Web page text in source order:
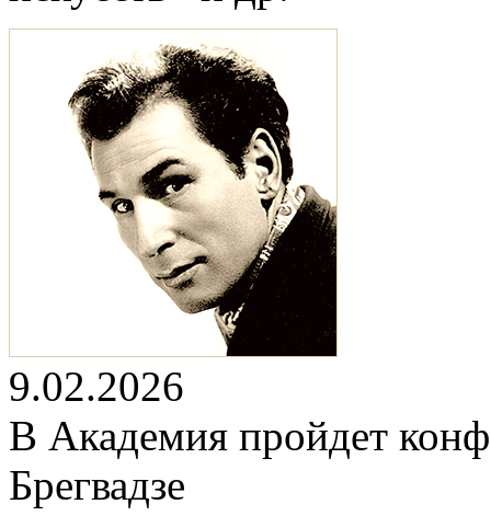
9.02.2026
В Академия пройдет
Брегвадзе